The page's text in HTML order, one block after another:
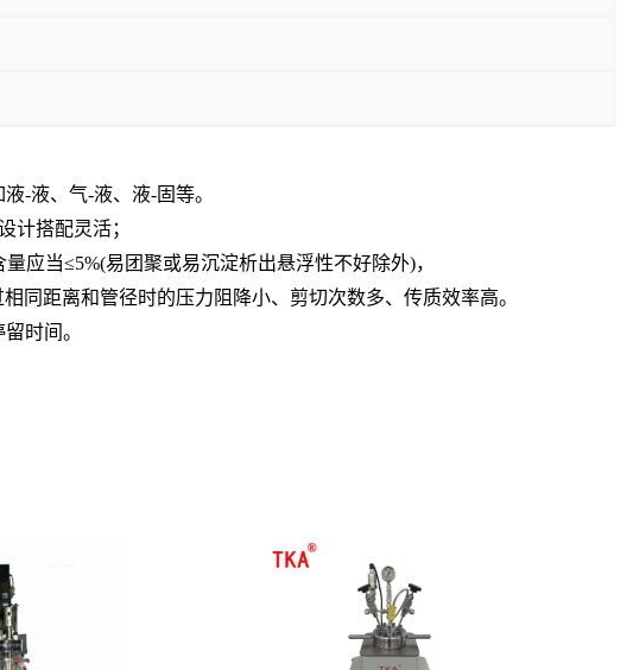
液-液、气-液、液-固等。
计搭配灵活；
量应当≤5%(易团聚或易沉淀析出悬浮性不好除外)，
同距离和管径时的压力阻降小、剪切次数多、传质效率高。
时间。